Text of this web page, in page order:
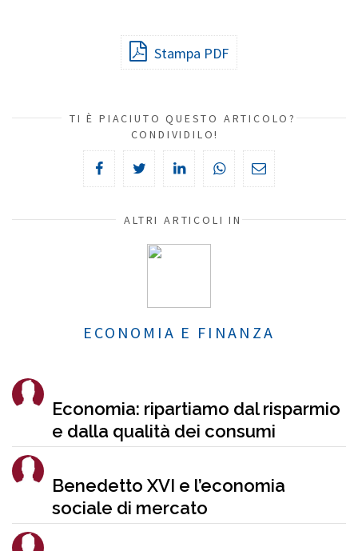
Stampa PDF
TI È PIACIUTO QUESTO ARTICOLO?
CONDIVIDILO!
ALTRI ARTICOLI IN
ECONOMIA E FINANZA
Economia: ripartiamo dal risparmio
e dalla qualità dei consumi
Benedetto XVI e l’economia
sociale di mercato